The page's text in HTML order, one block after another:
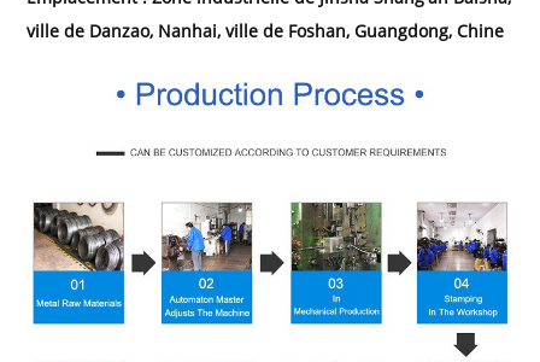
ville de Danzao, Nanhai, ville de Foshan, Guangdong, Chine